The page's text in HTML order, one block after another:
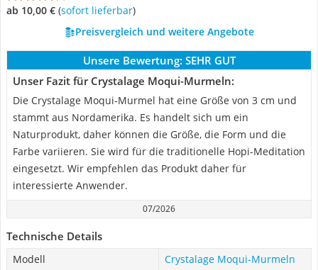
ab 10,00 € ( Sofort lieferbar)
Preisvergleich und weitere Angebote
Unsere Bewertung: SEHR GUT
Unser Fazit für Crystalage Moqui-Murmeln:
Die Crystalage Moqui-Murmel hat eine Größe von 3 cm und
stammt aus Nordamerika. Es handelt sich um ein
Naturprodukt, daher können die Größe, die Form und die
Farbe variieren. Sie wird für die traditionelle Hopi-Meditation
eingesetzt. Wir empfehlen das Produkt daher für
interessierte Anwender.
07/2026
Technische Details
Modell
Crystalage Moqui-Murmeln